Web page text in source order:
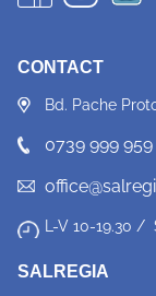
CONTACT
Bd. Pache
0739 999 959
L-V 10-19.30
SALREGIA